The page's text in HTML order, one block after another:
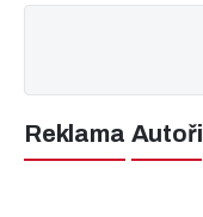
Reklama Autoři